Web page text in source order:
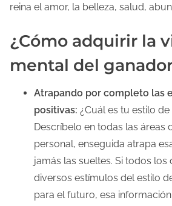
reina el amor, la belleza, salud,
¿Cómo adquirir la
mental del
Atrapando por completo las
positivas: ¿Cuál es tu estilo de
Descríbelo en todas las áreas
personal, enseguida atrapa
jamás las sueltes. Si todos los
diversos estímulos del estilo
para el futuro, esa